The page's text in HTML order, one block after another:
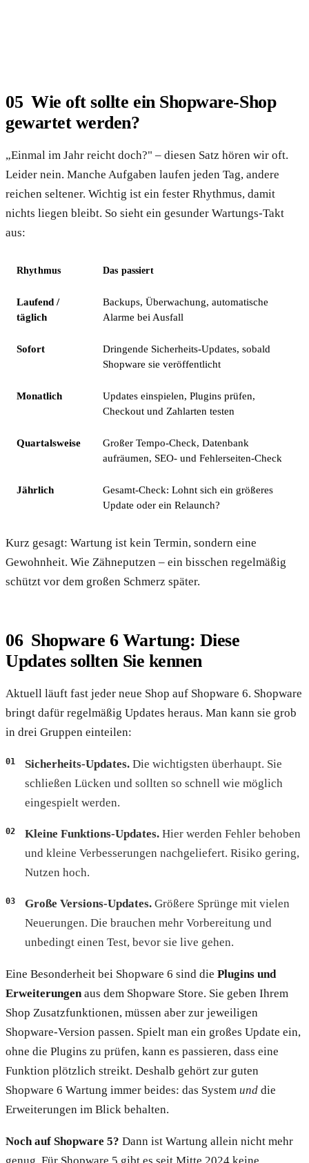
Wie oft sollte ein Shopware-Shop
gewartet werden?
„Einmal im Jahr reicht doch?" – diesen Satz hören wir oft.
Leider nein. Manche Aufgaben laufen jeden Tag, andere
reichen seltener. Wichtig ist ein fester Rhythmus, damit
nichts liegen bleibt. So sieht ein gesunder Wartungs-Takt
aus:
Rhythmus Das passiert
Laufend /
täglich
Backups, Überwachung, automatische
Alarme bei Ausfall
Sofort
Dringende Sicherheits-Updates, sobald
Shopware sie veröffentlicht
Monatlich
Updates einspielen, Plugins prüfen,
Checkout und Zahlarten testen
Quartalsweise
Großer Tempo-Check, Datenbank
aufräumen, SEO- und Fehlerseiten-Check
Jährlich
Gesamt-Check: Lohnt sich ein größeres
Update oder ein Relaunch?
Kurz gesagt: Wartung ist kein Termin, sondern eine
Gewohnheit. Wie Zähneputzen – ein bisschen regelmäßig
schützt vor dem großen Schmerz später.
Shopware 6 Wartung: Diese
Updates sollten Sie kennen
Aktuell läuft fast jeder neue Shop auf Shopware 6. Shopware
bringt dafür regelmäßig Updates heraus. Man kann sie grob
in drei Gruppen einteilen:
Sicherheits-Updates. Die wichtigsten überhaupt. Sie
schließen Lücken und sollten so schnell wie möglich
eingespielt werden.
Kleine Funktions-Updates. Hier werden Fehler behoben
und kleine Verbesserungen nachgeliefert. Risiko gering,
Nutzen hoch.
Große Versions-Updates. Größere Sprünge mit vielen
Neuerungen. Die brauchen mehr Vorbereitung und
unbedingt einen Test, bevor sie live gehen.
Eine Besonderheit bei Shopware 6 sind die Plugins und
Erweiterungenaus dem Shopware Store. Sie geben Ihrem
Shop Zusatzfunktionen, müssen aber zur jeweiligen
Shopware-Version passen. Spielt man ein großes Update ein,
ohne die Plugins zu prüfen, kann es passieren, dass eine
Funktion plötzlich streikt. Deshalb gehört zur guten
Shopware 6 Wartung immer beides: das System und die
Erweiterungen im Blick behalten.
Noch auf Shopware 5? Dann ist Wartung allein nicht mehr